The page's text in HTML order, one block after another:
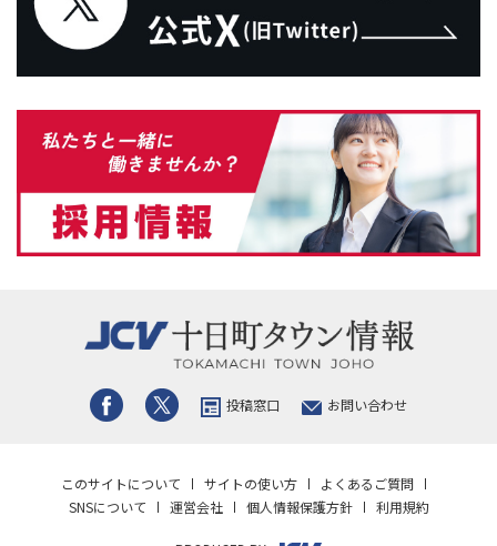
投稿窓口 お問い合わせ
このサイトについて サイトの使い方
よくあるご質問
SNSについて
運営会社 個人情報保護方針 利用規約